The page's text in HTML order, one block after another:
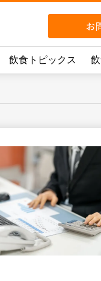
飲食トピックス